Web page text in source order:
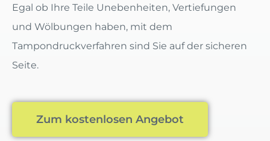
Egal ob Ihre Teile Unebenheiten, Vertiefungen
und Wölbungen haben, mit dem
Tampondruckverfahren sind Sie auf der sicheren
Seite.
Zum kostenlosen Angebot